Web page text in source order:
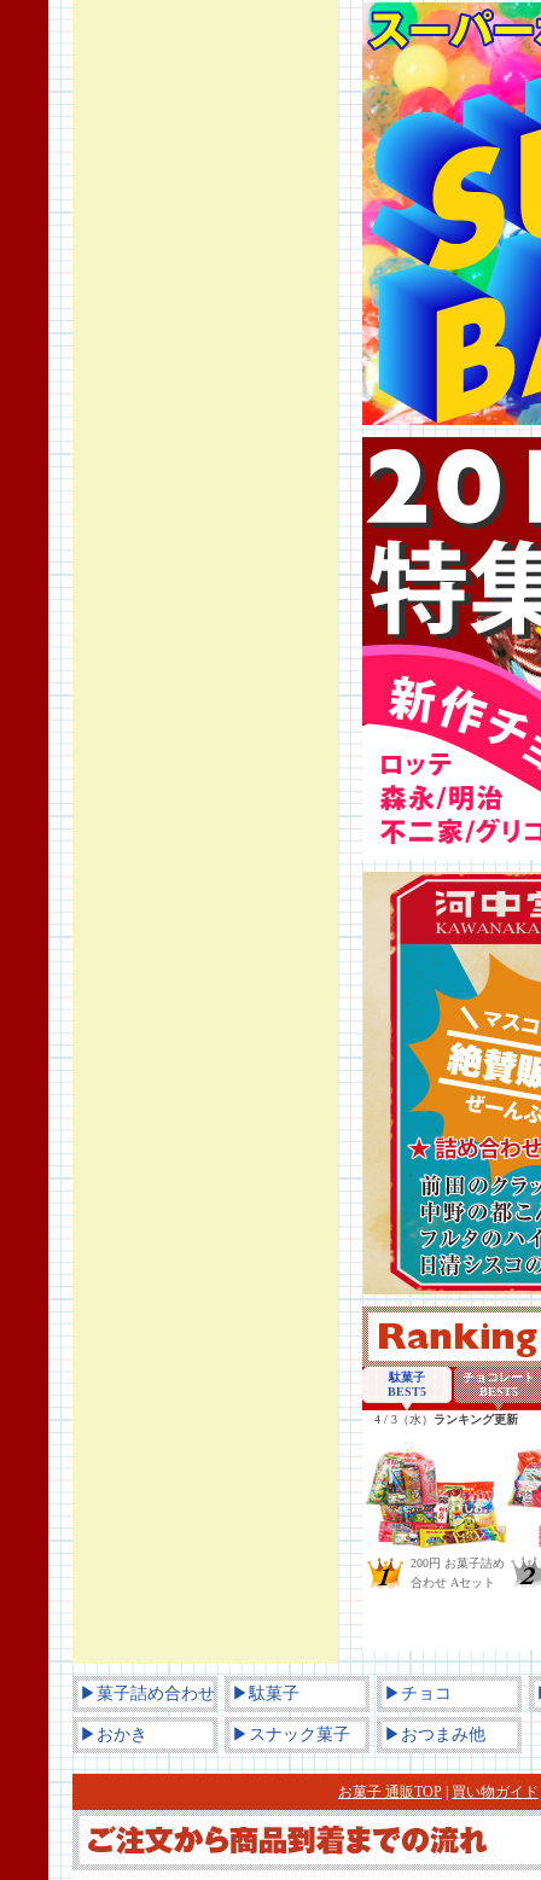
▶菓子詰め合わせ ▶駄菓子 ▶チョコ
▶おかき ▶スナック菓子 ▶おつまみ他
お菓子 通販TOP 買い物ガイド